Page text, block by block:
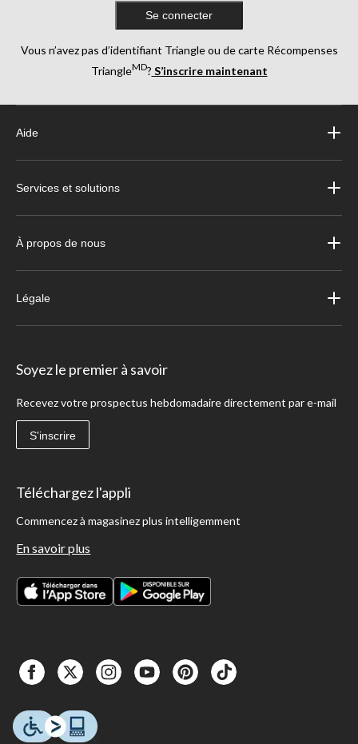
Se connecter
Vous n’avez pas d’identifiant Triangle ou de carte Récompenses
TriangleMD? S’inscrire maintenant
Aide
Services et solutions
À propos de nous
Légale
Soyez le premier à savoir
Recevez votre prospectus hebdomadaire directement par e-mail
S'inscrire
Téléchargez l'appli
Commencez à magasinez plus intelligemment
En savoir plus